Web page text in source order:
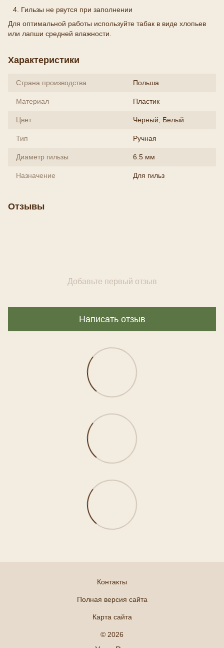
Гильзы не рвутся при заполнении
Для оптимальной работы используйте табак в виде хлопьев
или лапши средней влажности.
Характеристики
Страна производства Польша
Материал Пластик
Цвет Черный, Белый
Тип Ручная
Диаметр гильзы 6.5 мм
Назначение Для гильз
Отзывы
Добавьте первый отзыв
Написать отзыв
Контакты
Полная версия сайта
Карта сайта
© 2026